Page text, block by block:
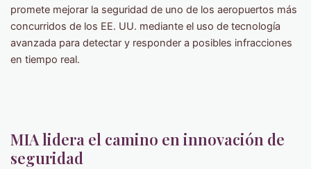
promete mejorar la seguridad de uno de los aeropuertos más
concurridos de los EE. UU. mediante el uso de tecnología
avanzada para detectar y responder a posibles infracciones
en tiempo real.
MIA lidera el camino en innovación de
seguridad